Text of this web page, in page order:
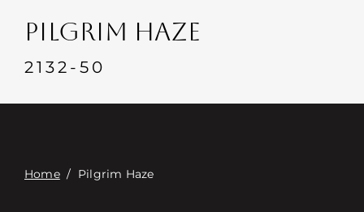
События
Связаться с
PILGRIM HAZE
2132-50
Home/ Pilgrim Haze